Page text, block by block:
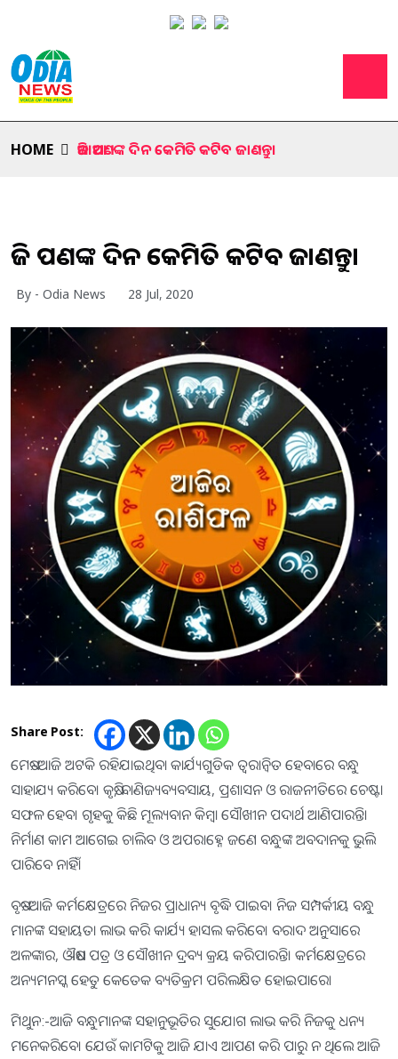
HOME ଆଜି ଆପଣଙ୍କ ଦିନ କେମିତି କଟିବ ଜାଣନ୍ତୁ।
ଆଜି ଆପଣଙ୍କ ଦିନ କେମିତି କଟିବ ଜାଣନ୍ତୁ।
By - Odia News 28 Jul, 2020
Share Post:
ମେଷ:-ଆଜି ଅଟକି ରହିଯାଇଥିବା କାର୍ଯ୍ୟଗୁଡିକ ତ୍ୱରାନ୍ବିତ ହେବାରେ ବନ୍ଧୁ
ସାହାଯ୍ୟ କରିବେ। କୃଷି, ବାଣିଜ୍ୟବ୍ୟବସାୟ, ପ୍ରଶାସନ ଓ ରାଜନୀତିରେ ଚେଷ୍ଟା
ସଫଳ ହେବ। ଗୃହକୁ କିଛି ମୂଲ୍ୟବାନ କିମ୍ବା ସୌଖୀନ ପଦାର୍ଥ ଆଣିପାରନ୍ତି।
ନିର୍ମାଣ କାମ ଆଗେଇ ଚାଲିବ ଓ ଅପରାହ୍ନେ ଜଣେ ବନ୍ଧୁଙ୍କ ଅବଦାନକୁ ଭୁଲି
ପାରିବେ ନାହିଁ।
ବୃଷ:-ଆଜି କର୍ମକ୍ଷେତ୍ରରେ ନିଜର ପ୍ରାଧାନ୍ୟ ବୃଦ୍ଧି ପାଇବ। ନିଜ ସମ୍ପର୍କୀୟ ବନ୍ଧୁ
ମାନଙ୍କ ସହାୟତା ଲାଭ କରି କାର୍ଯ୍ୟ ହାସଲ କରିବେ। ବରାଦ ଅନୁସାରେ
ଅଳଙ୍କାର, ଔଷଧ ପତ୍ର ଓ ସୌଖୀନ ଦ୍ରବ୍ୟ କ୍ରୟ କରିପାରନ୍ତି। କର୍ମକ୍ଷେତ୍ରରେ
ଅନ୍ୟମନସ୍କ ହେତୁ କେତେକ ବ୍ୟତିକ୍ରମ ପରିଲକ୍ଷିତ ହୋଇପାରେ।
ମିଥୁନ:-ଆଜି ବନ୍ଧୁମାନଙ୍କ ସହାନୁଭୂତିର ସୁଯୋଗ ଲାଭ କରି ନିଜକୁ ଧନ୍ୟ
ମନେକରିବେ। ଯେଉଁ କାମଟିକୁ ଆଜି ଯାଏ ଆପଣ କରି ପାରୁ ନ ଥିଲେ ଆଜି